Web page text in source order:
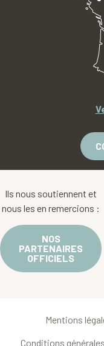
Ils nous soutiennent et
nous les en remercions :
NOS
PARTENAIRES
OFFICIELS
Mentions
Conditions